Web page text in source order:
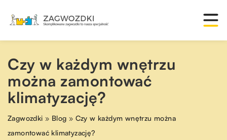
Czy w każdym wnętrzu
można zamontować
klimatyzację?
Zagwozdki » Blog » Czy w każdym wnętrzu można
zamontować klimatyzację?